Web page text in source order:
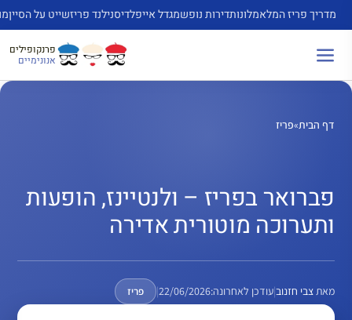
לדלג
לתוכן
מדריך פריז המלאמלונותדירות נופשמגדל אייפלדיסנילנד פריזשייט על הסיין
פרנקופילים
אנונימיים
דף הבית»פריז
פברואר בפריז – ולנטיינז, הופעות
ותערוכה מוטורית אדירה
מאתצבי חזנוב|עודכן לאחרונה:22/06/2026
| פריז